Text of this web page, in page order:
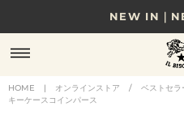
NEW IN｜
8/17(月)10時まで｜税
贈る相手やシーンから選
HOME | オンラインストア / ベストセラ
キーケースコインパース